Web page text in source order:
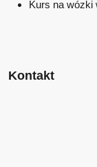
Kurs na wózki
Kontakt